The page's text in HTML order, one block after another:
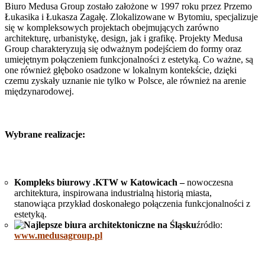
Biuro Medusa Group zostało założone w 1997 roku przez Przemo
Łukasika i Łukasza Zagałę. Zlokalizowane w Bytomiu, specjalizuje
się w kompleksowych projektach obejmujących zarówno
architekturę, urbanistykę, design, jak i grafikę. Projekty Medusa
Group charakteryzują się odważnym podejściem do formy oraz
umiejętnym połączeniem funkcjonalności z estetyką. Co ważne, są
one również głęboko osadzone w lokalnym kontekście, dzięki
czemu zyskały uznanie nie tylko w Polsce, ale również na arenie
międzynarodowej.
Wybrane realizacje:
Kompleks biurowy .KTW w Katowicach –nowoczesna
architektura, inspirowana industrialną historią miasta,
stanowiąca przykład doskonałego połączenia funkcjonalności z
estetyką.
źródło:
www.medusagroup.pl